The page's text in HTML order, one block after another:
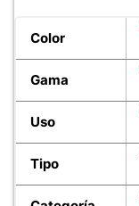
Color
Gama
Uso
Tipo